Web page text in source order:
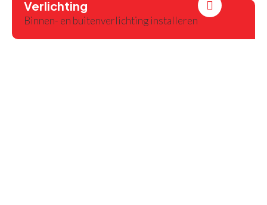
Verlichting
Binnen- en buitenverlichting installeren